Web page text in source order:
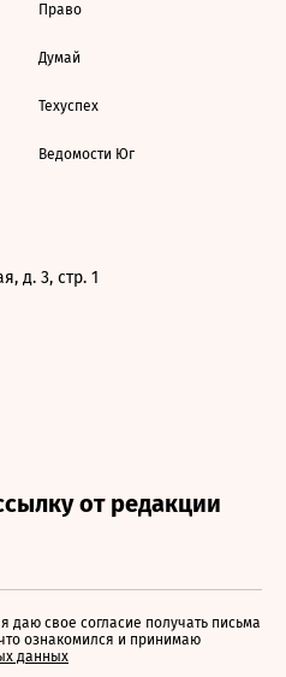
Право
Думай
Техуспех
Ведомости Юг
д. 3, стр. 1
даю свое согласие получать письма
ознакомился и принимаю
данных